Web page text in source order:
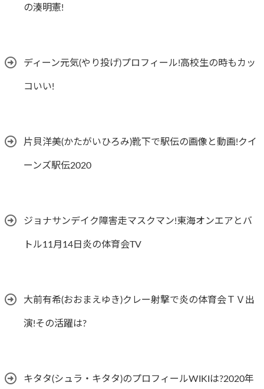
の湊明憲!
ディーン元気(やり投げ)プロフィール!高校生の時もカッ
コいい!
片貝洋美(かたがいひろみ)靴下で駅伝の画像と動画!クイ
ーンズ駅伝2020
ジョナサンデイク障害走マスクマン!東海オンエアとバ
トル11月14日炎の体育会TV
大前有希(おおまえゆき)クレー射撃で炎の体育会ＴＶ出
演!その活躍は?
キタタ(シュラ・キタタ)のプロフィールWIKIは?2020年